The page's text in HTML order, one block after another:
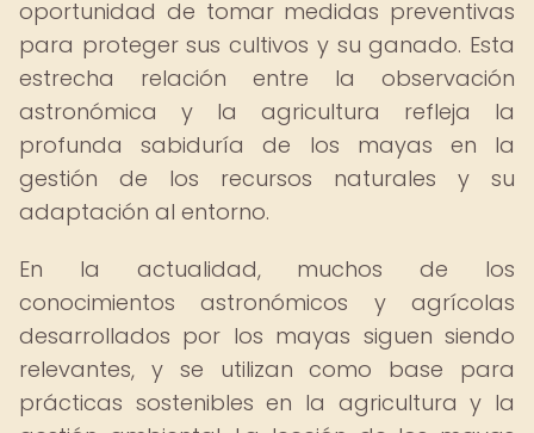
oportunidad de tomar medidas preventivas
para proteger sus cultivos y su ganado. Esta
estrecha relación entre la observación
astronómica y la agricultura refleja la
profunda sabiduría de los mayas en la
gestión de los recursos naturales y su
adaptación al entorno.
En la actualidad, muchos de los
conocimientos astronómicos y agrícolas
desarrollados por los mayas siguen siendo
relevantes, y se utilizan como base para
prácticas sostenibles en la agricultura y la